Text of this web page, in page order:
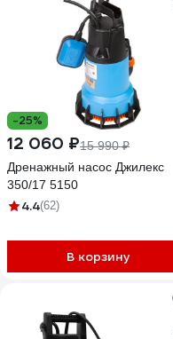
-25%
12 060 ₽15 990 ₽
Дренажный насос Джилекс
350/17 5150
4.4(62)
В корзину